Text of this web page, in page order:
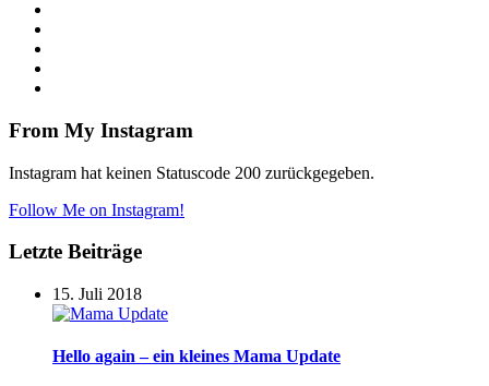
From My Instagram
Instagram hat keinen Statuscode 200 zurückgegeben.
Follow Me on Instagram!
Letzte Beiträge
15. Juli 2018
Hello again – ein kleines Mama Update